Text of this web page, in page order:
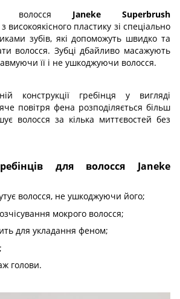
волосся Janeke Superbrush
високоякісного пластику зі спеціально
зубів, які допоможуть швидко та
волосся. Зубці дбайливо масажують
її і не ушкоджуючи волосся.
конструкції гребінця у вигляді
повітря фена розподіляється більш
волосся за кілька миттєвостей без
для волосся Janeke
волосся, не ушкоджуючи його;
мокрого волосся;
для укладання феном;
голови.